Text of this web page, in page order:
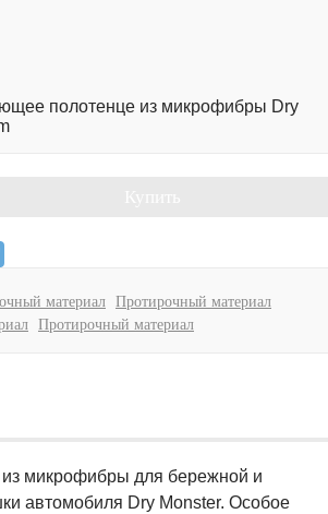
полотенце из микрофибры Dry
материал
Протирочный материал
Протирочный материал
микрофибры для бережной и
автомобиля Dry Monster. Особое